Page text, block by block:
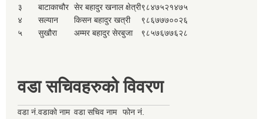
३
बाटाकाचौर सेर बहादुर खनाल क्षेत्री९८४७५२१४७५
४
सल्यान किसन बहादुर खत्री
९८६७७७००२६
५
सुखौरा अम्मर बहादुर सेरबुजा ९८५७६७७६२८
वडा सचिवहरुको विवरण
वडा नं.वडाको नाम वडा सचिव नाम
फोन नं.